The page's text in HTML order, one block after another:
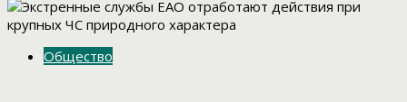
Общество